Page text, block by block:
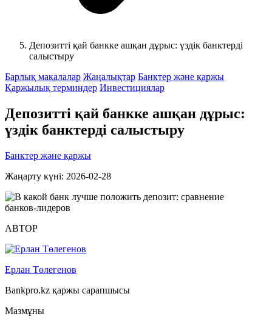
Депозитті қай банкке ашқан дұрыс: үздік банктерді
салыстыру
Барлық мақалалар Жаңалықтар Банктер және қаржы
Қаржылық терминдер Инвестициялар
Депозитті қай банкке ашқан дұрыс:
үздік банктерді салыстыру
Банктер және қаржы
Жаңарту күні: 2026-02-28
АВТОР
Ерлан Төлегенов
Bankpro.kz қаржы сарапшысы
Мазмұны